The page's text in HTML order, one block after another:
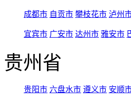
成都市 自贡市 攀枝花市 泸州
宜宾市 广安市 达州市 雅安市
贵州省
贵阳市 六盘水市 遵义市 安顺